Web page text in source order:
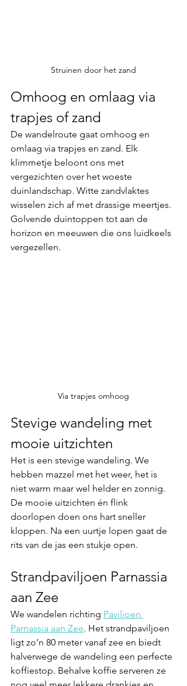
Struinen door het zand
Omhoog en omlaag via
trapjes of zand
De wandelroute gaat omhoog en
omlaag via trapjes en zand. Elk
klimmetje beloont ons met
vergezichten over het woeste
duinlandschap. Witte zandvlaktes
wisselen zich af met drassige meertjes.
Golvende duintoppen tot aan de
horizon en meeuwen die ons luidkeels
vergezellen.
Via trapjes omhoog
Stevige wandeling met
mooie uitzichten
Het is een stevige wandeling. We
hebben mazzel met het weer, het is
niet warm maar wel helder en zonnig.
De mooie uitzichten én flink
doorlopen doen ons hart sneller
kloppen. Na een uurtje lopen gaat de
rits van de jas een stukje open.
Strandpaviljoen Parnassia
aan Zee
We wandelen richting Paviljoen
Parnassia aan Zee. Het strandpaviljoen
ligt zo’n 80 meter vanaf zee en biedt
halverwege de wandeling een perfecte
koffiestop. Behalve koffie serveren ze